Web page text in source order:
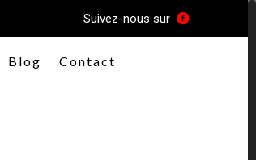
Suivez-nous sur
Blog Contact